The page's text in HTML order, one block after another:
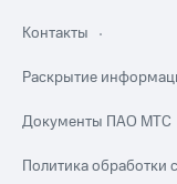
Контакты
Раскрытие
Документы ПАО МТС
Политика обработки